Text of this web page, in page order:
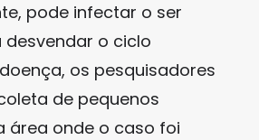
pode infectar o ser
desvendar o ciclo
os pesquisadores
de pequenos
área onde o caso foi